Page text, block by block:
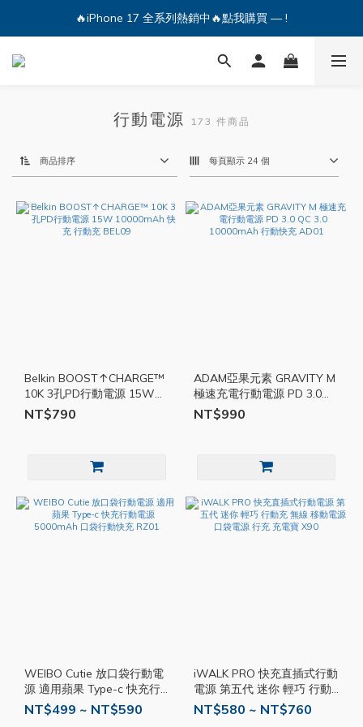
🔥iPhone 17 全系列熱銷中🔥點我購買 — !
🔥iPhone 17 全系列熱銷中🔥點我購買 — !
💕加入Q哥 Line 新好友領優惠券！🎫
行動電源 173 件商品
商品排序 每頁顯示 24 個
Belkin BOOST↑CHARGE™
10K 3孔PD行動電源 15W
10000mAh 快充 行動充
BEL09
NT$790
ADAM亞果元素 GRAVITY M
極速充電行動電源 PD 3.0
QC 3.0 10000mAh 行動快充
AD01
NT$990
WEIBO Cutie 放口袋行動電
源 適用蘋果 Type-c 快充行
動電源 5000mAh 口袋行動
快充 RZ01
NT$499 ~ NT$590
iWALK PRO 快充直插式行動
電源 第五代 迷你 輕巧 行動
充 無線 移動電源 口袋電源
行充 充電寶 X90
NT$580 ~ NT$760